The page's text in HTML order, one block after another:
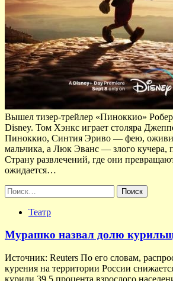
Вышел тизер-трейлер «Пиноккио»
Disney. Том Хэнкс играет столяра
Пиноккио, Синтия Эриво — фею,
мальчика, а Люк Эванс — злого кучера,
Страну развлечений, где они
ожидается…
Найти:
Театр
Мурашко назвал долю
Источник: Reuters По его словам,
курения на территории России